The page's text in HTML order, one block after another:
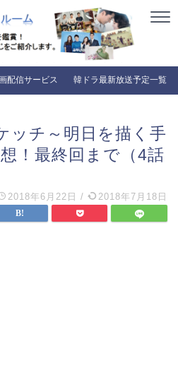
配信サービス 韓ドラ最新放送予定一覧
ッチ～明日を描く手
！最終回まで（4話
2018年6月22日 / 2018年7月18日